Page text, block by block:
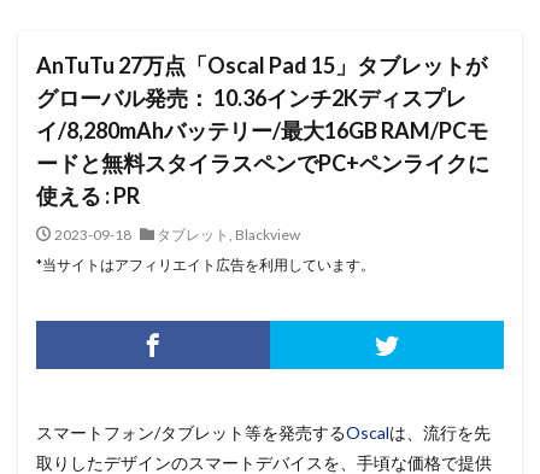
AnTuTu 27万点「Oscal Pad 15」タブレットが
グローバル発売： 10.36インチ2Kディスプレ
イ/8,280mAhバッテリー/最大16GB RAM/PCモ
ードと無料スタイラスペンでPC+ペンライクに
使える : PR
2023-09-18 タブレット , Blackview
*当サイトはアフィリエイト広告を利用しています。
スマートフォン/タブレット等を発売するOscalは、流行を先
取りしたデザインのスマートデバイスを、手頃な価格で提供